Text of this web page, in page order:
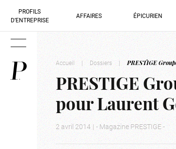
PROFILS
D’ENTREPRISE
AFFAIRES ÉPICURIEN
Accueil | Dossiers | PRESTIGE
PRESTIGE
pour Laurent
2 avril 2014 | - Magazine PRESTIGE -